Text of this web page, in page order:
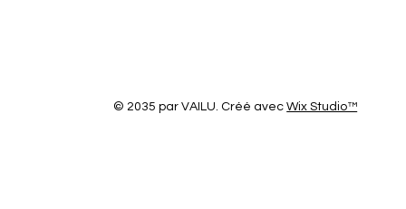
© 2035 par VAILU. Créé avecWix Studio™